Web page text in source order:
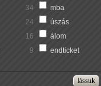
34
mba
24
úszás
16
álom
9
endticket